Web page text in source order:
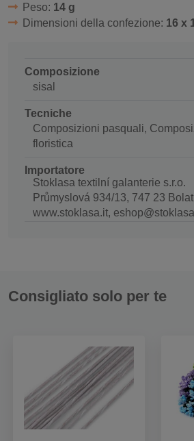
Peso: 14 g
Dimensioni della confezione: 16 x
Composizione
sisal
Tecniche
Composizioni pasquali,
floristica
Importatore
Stoklasa textilní galanterie s.r.o.
Průmyslová 934/13, 747 23
www.stoklasa.it,
Consigliato solo per te